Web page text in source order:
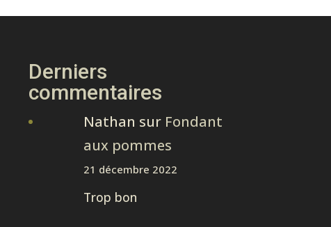
Derniers
commentaires
Nathan sur Fondant
aux pommes
21 décembre 2022
Trop bon